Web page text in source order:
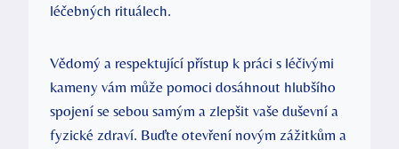
léčebných rituálech.
Vědomý a respektující přístup k práci s léčivými
kameny vám může pomoci dosáhnout hlubšího
spojení se sebou samým a zlepšit vaše duševní a
fyzické zdraví. Buďte otevření novým zážitkům a